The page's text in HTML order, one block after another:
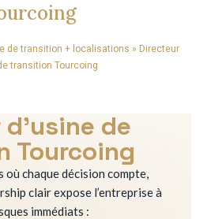
de transition + localisations » Directeur
transition Tourcoing
de
Tourcoing
où chaque décision compte,
clair expose l’entreprise à
immédiats :